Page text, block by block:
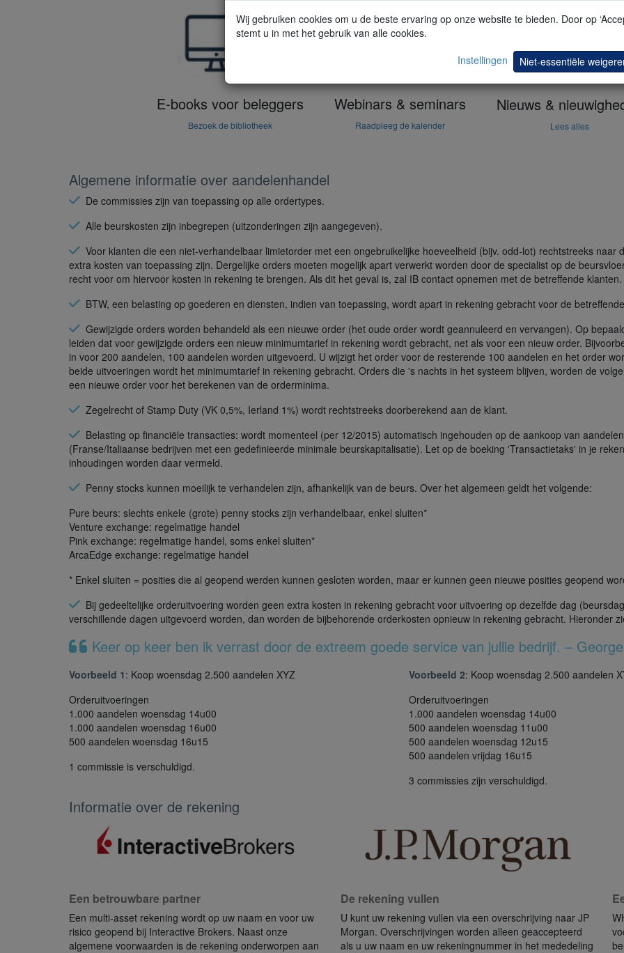
E-books voor beleggers
Bezoek de bibliotheek
Webinars & seminars
Raadpleeg de kalender
Nieuws &
Lees alles
Algemene informatie over aandelenhandel
De commissies zijn van toepassing op alle ordertypes.
Alle beurskosten zijn inbegrepen (uitzonderingen zijn aangegeven).
Voor klanten die een niet-verhandelbaar limietorder met een ongebruikelijke hoeveelheid (bijv. odd-lot) rechtstreeks naar
extra kosten van toepassing zijn. Dergelijke orders moeten mogelijk apart verwerkt worden door de specialist op de
recht voor om hiervoor kosten in rekening te brengen. Als dit het geval is, zal IB contact opnemen met de betreffende klanten.
BTW, een belasting op goederen en diensten, indien van toepassing, wordt apart in rekening gebracht voor de
Gewijzigde orders worden behandeld als een nieuwe order (het oude order wordt geannuleerd en vervangen). Op
leiden dat voor gewijzigde orders een nieuw minimumtarief in rekening wordt gebracht, net als voor een nieuw order.
in voor 200 aandelen, 100 aandelen worden uitgevoerd. U wijzigt het order voor de resterende 100 aandelen en het order
beide uitvoeringen wordt het minimumtarief in rekening gebracht. Orders die 's nachts in het systeem blijven, worden de
een nieuwe order voor het berekenen van de orderminima.
Zegelrecht of Stamp Duty (VK 0,5%, Ierland 1%) wordt rechtstreeks doorberekend aan de klant.
Belasting op financiële transacties: wordt momenteel (per 12/2015) automatisch ingehouden op de aankoop van
(Franse/Italiaanse bedrijven met een gedefinieerde minimale beurskapitalisatie). Let op de boeking 'Transactietaks' in je
inhoudingen worden daar vermeld.
Penny stocks kunnen moeilijk te verhandelen zijn, afhankelijk van de beurs. Over het algemeen geldt het volgende:
Pure beurs: slechts enkele (grote) penny stocks zijn verhandelbaar, enkel sluiten*
Venture exchange: regelmatige handel
Pink exchange: regelmatige handel, soms enkel sluiten*
ArcaEdge exchange: regelmatige handel
* Enkel sluiten = posities die al geopend werden kunnen gesloten worden, maar er kunnen geen nieuwe posities geopend
Bij gedeeltelijke orderuitvoering worden geen extra kosten in rekening gebracht voor uitvoering op dezelfde dag
verschillende dagen uitgevoerd worden, dan worden de bijbehorende orderkosten opnieuw in rekening gebracht. Hieronder
Keer op keer ben ik verrast door de extreem goede service van jullie bedrijf. – George
Voorbeeld 1: Koop woensdag 2.500 aandelen XYZ
Orderuitvoeringen
1.000 aandelen woensdag 14u00
1.000 aandelen woensdag 16u00
500 aandelen woensdag 16u15
1 commissie is verschuldigd.
Voorbeeld 2: Koop woensdag 2.500 aandelen
Orderuitvoeringen
1.000 aandelen woensdag 14u00
500 aandelen woensdag 11u00
500 aandelen woensdag 12u15
500 aandelen vrijdag 16u15
3 commissies zijn verschuldigd.
Informatie over de rekening
Een betrouwbare partner
Een multi-asset rekening wordt op uw naam en voor uw
risico geopend bij Interactive Brokers. Naast onze
algemene voorwaarden is de rekening onderworpen aan
De rekening vullen
U kunt uw rekening vullen via een overschrijving naar JP
Morgan. Overschrijvingen worden alleen geaccepteerd
als u uw naam en uw rekeningnummer in het mededeling
Wij gebruiken cookies om u de beste ervaring op onze website te bieden. Door op
stemt u in met het gebruik van alle cookies.
Instellingen
Niet-essentiële